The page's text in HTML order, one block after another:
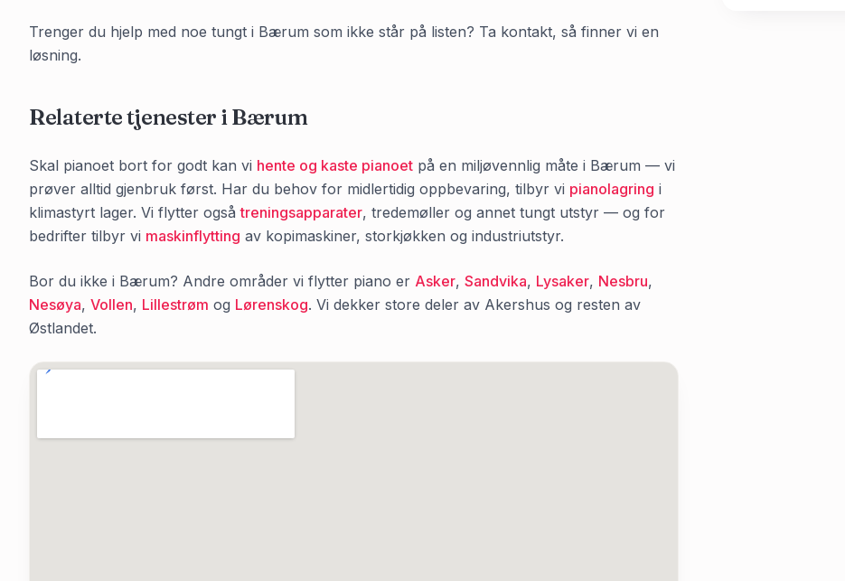
Trenger du hjelp med noe tungt i Bærum som ikke står på listen? Ta kontakt, så finner vi en
løsning.
Relaterte tjenester iBærum
Skal pianoet bort for godt kan vi hente og kaste pianoet på en miljøvennlig måte i Bærum — vi
prøver alltid gjenbruk først. Har du behov for midlertidig oppbevaring, tilbyr vi pianolagring i
klimastyrt lager. Vi flytter også treningsapparater, tredemøller og annet tungt utstyr — og for
bedrifter tilbyr vi maskinflytting av kopimaskiner, storkjøkken og industriutstyr.
Bor du ikke i Bærum? Andre områder vi flytter piano er Asker, Sandvika, Lysaker, Nesbru,
Nesøya, Vollen, Lillestrøm og Lørenskog. Vi dekker store deler av Akershus og resten av
Østlandet.